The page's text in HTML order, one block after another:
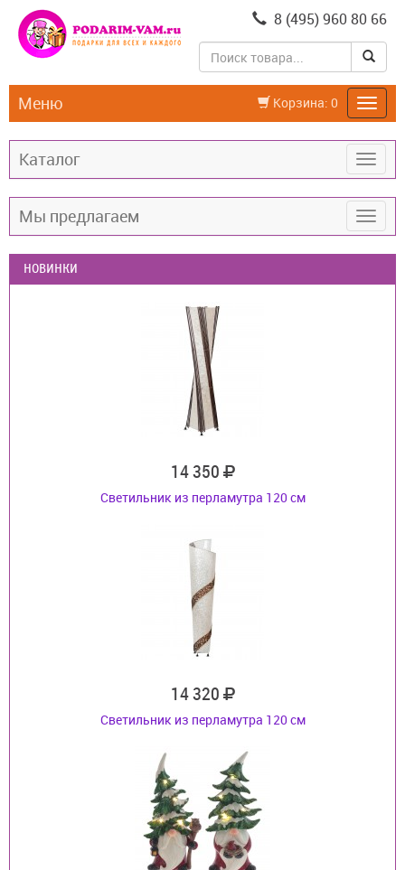
8 (495) 960 80 66
Корзина: 0
Меню
Каталог
Мы предлагаем
НОВИНКИ
14 350
Светильник из перламутра 120 см
14 320
Светильник из перламутра 120 см